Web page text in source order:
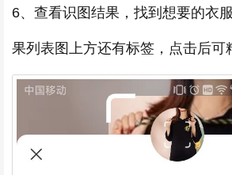
6、查看识图结果，找到想要的衣
果列表图上方还有标签，点击后可